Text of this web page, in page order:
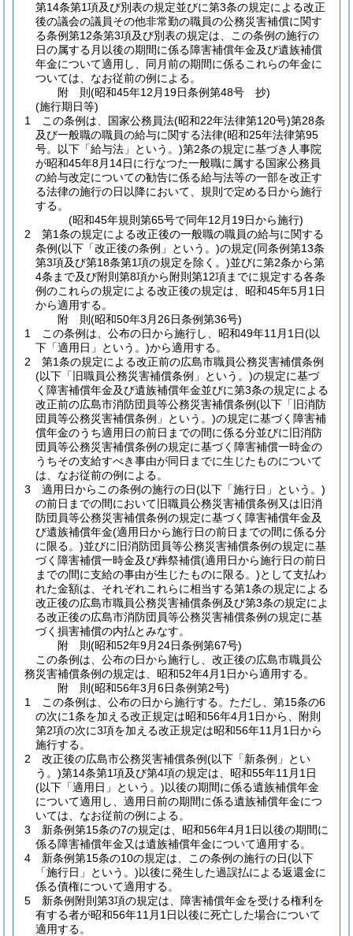
第14条第1項及び別表の規定並びに第3条の規定による改正
後の議会の議員その他非常勤の職員の公務災害補償に関す
る条例第12条第3項及び別表の規定は、この条例の施行の
日の属する月以後の期間に係る障害補償年金及び遺族補償
年金について適用し、同月前の期間に係るこれらの年金に
ついては、なお従前の例による。
附 則(昭和45年12月19日条例第48号 抄)
(施行期日等)
1
この条例は、国家公務員法(昭和22年法律第120号)第28条
及び一般職の職員の給与に関する法律(昭和25年法律第95
号。以下「給与法」という。)第2条の規定に基づき人事院
が昭和45年8月14日に行なつた一般職に属する国家公務員
の給与改定についての勧告に係る給与法等の一部を改正す
る法律の施行の日以降において、規則で定める日から施行
する。
(昭和45年規則第65号で同年12月19日から施行)
2
第1条の規定による改正後の一般職の職員の給与に関する
条例(以下「改正後の条例」という。)の規定(同条例第13条
第3項及び第18条第1項の規定を除く。)並びに第2条から第
4条まで及び附則第8項から附則第12項までに規定する各条
例のこれらの規定による改正後の規定は、昭和45年5月1日
から適用する。
附 則(昭和50年3月26日条例第36号)
1
この条例は、公布の日から施行し、昭和49年11月1日(以
下「適用日」という。)から適用する。
2
第1条の規定による改正前の広島市職員公務災害補償条例
(以下「旧職員公務災害補償条例」という。)の規定に基づ
く障害補償年金及び遺族補償年金並びに第3条の規定による
改正前の広島市消防団員等公務災害補償条例(以下「旧消防
団員等公務災害補償条例」という。)の規定に基づく障害補
償年金のうち適用日の前日までの間に係る分並びに旧消防
団員等公務災害補償条例の規定に基づく障害補償一時金の
うちその支給すべき事由が同日までに生じたものについて
は、なお従前の例による。
3
適用日からこの条例の施行の日(以下「施行日」という。)
の前日までの間において旧職員公務災害補償条例又は旧消
防団員等公務災害補償条例の規定に基づく障害補償年金及
び遺族補償年金(適用日から施行日の前日までの間に係る分
に限る。)並びに旧消防団員等公務災害補償条例の規定に基
づく障害補償一時金及び葬祭補償(適用日から施行日の前日
までの間に支給の事由が生じたものに限る。)として支払わ
れた金額は、それぞれこれらに相当する第1条の規定による
改正後の広島市職員公務災害補償条例及び第3条の規定によ
る改正後の広島市消防団員等公務災害補償条例の規定に基
づく損害補償の内払とみなす。
附 則(昭和52年9月24日条例第67号)
この条例は、公布の日から施行し、改正後の広島市職員公
務災害補償条例の規定は、昭和52年4月1日から適用する。
附 則(昭和56年3月6日条例第2号)
1
この条例は、公布の日から施行する。 ただし、第15条の6
の次に1条を加える改正規定は昭和56年4月1日から、附則
第2項の次に3項を加える改正規定は昭和56年11月1日から
施行する。
2
改正後の広島市公務災害補償条例(以下「新条例」とい
う。)第14条第1項及び第4項の規定は、昭和55年11月1日
(以下「適用日」という。)以後の期間に係る遺族補償年金
について適用し、適用日前の期間に係る遺族補償年金につ
いては、なお従前の例による。
3
新条例第15条の7の規定は、昭和56年4月1日以後の期間に
係る障害補償年金又は遺族補償年金について適用する。
4
新条例第15条の10の規定は、この条例の施行の日(以下
「施行日」という。)以後に発生した過誤払による返還金に
係る債権について適用する。
5
新条例附則第3項の規定は、障害補償年金を受ける権利を
有する者が昭和56年11月1日以後に死亡した場合について
適用する。